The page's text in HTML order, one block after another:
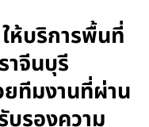
ห้บริการพื้นที่
าจีนบุรี
ยทีมงานที่ผ่าน
บรองความ